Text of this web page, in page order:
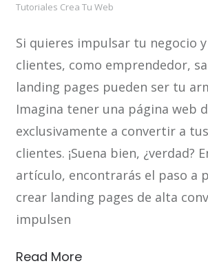
Tutoriales Crea Tu Web
Si quieres impulsar tu negocio
clientes, como emprendedor,
landing pages pueden ser tu
Imagina tener una página web
exclusivamente a convertir a
clientes. ¡Suena bien, ¿verdad?
artículo, encontrarás el paso a
crear landing pages de alta
impulsen
Read More